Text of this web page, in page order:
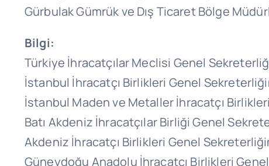
Gürbulak Gümrük ve Dış Ticaret Bölge
Bilgi:
Türkiye İhracatçılar Meclisi Genel
İstanbul İhracatçı Birlikleri Genel
İstanbul Maden ve Metaller İhracatçı
Batı Akdeniz İhracatçılar Birliği Genel
Akdeniz İhracatçı Birlikleri Genel
Güneydoğu Anadolu İhracatçı Birlikleri